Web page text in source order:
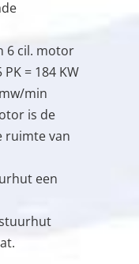
6 cil. motor
= 184 KW
min
is de
ruimte van
een